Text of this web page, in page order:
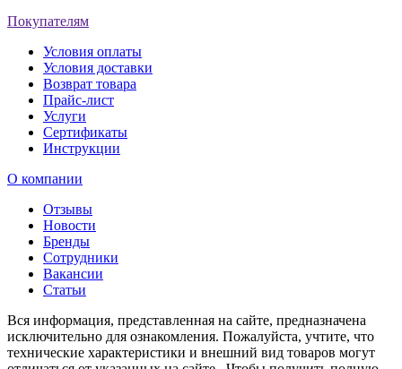
Покупателям
Условия оплаты
Условия доставки
Возврат товара
Прайс-лист
Услуги
Сертификаты
Инструкции
О компании
Отзывы
Новости
Бренды
Сотрудники
Вакансии
Статьи
Вся информация, представленная на сайте, предназначена
исключительно для ознакомления. Пожалуйста, учтите, что
технические характеристики и внешний вид товаров могут